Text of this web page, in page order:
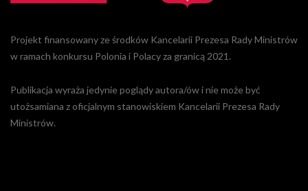
Projekt finansowany ze środków Kancelarii Prezesa Rady Ministrów
w ramach konkursu Polonia i Polacy za granicą 2021.
Publikacja wyraża jedynie poglądy autora/ów i nie może być
utożsamiana z oficjalnym stanowiskiem Kancelarii Prezesa Rady
Ministrów.